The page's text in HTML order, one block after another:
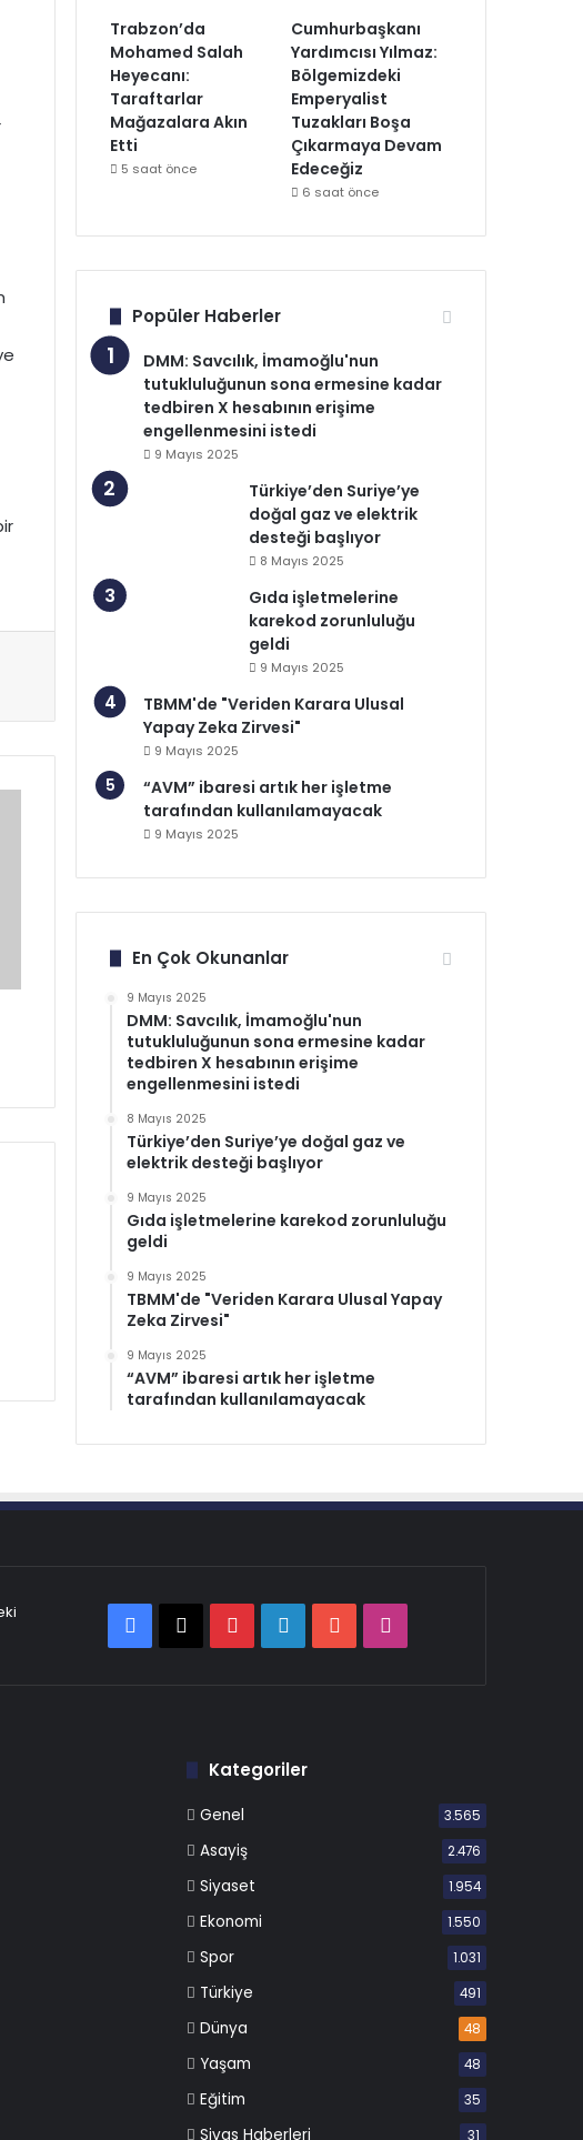
Trabzon’da
Mohamed Salah
Heyecanı:
Taraftarlar
Mağazalara Akın
Etti
5 saat önce
Cumhurbaşkanı
Yardımcısı Yılmaz:
Bölgemizdeki
Emperyalist
Tuzakları Boşa
Çıkarmaya Devam
Edeceğiz
6 saat önce
Popüler Haberler
DMM: Savcılık, İmamoğlu'nun
tutukluluğunun sona ermesine kadar
tedbiren X hesabının erişime
engellenmesini istedi
9 Mayıs 2025
Türkiye’den Suriye’ye
doğal gaz ve elektrik
desteği başlıyor
8 Mayıs 2025
Gıda işletmelerine
karekod zorunluluğu
geldi
9 Mayıs 2025
TBMM'de "Veriden Karara Ulusal
Yapay Zeka Zirvesi"
9 Mayıs 2025
“AVM” ibaresi artık her işletme
tarafından kullanılamayacak
9 Mayıs 2025
En Çok Okunanlar
9 Mayıs 2025
DMM: Savcılık, İmamoğlu'nun
tutukluluğunun sona ermesine kadar
tedbiren X hesabının erişime
engellenmesini istedi
8 Mayıs 2025
Türkiye’den Suriye’ye doğal gaz ve
elektrik desteği başlıyor
9 Mayıs 2025
Gıda işletmelerine karekod zorunluluğu
geldi
9 Mayıs 2025
TBMM'de "Veriden Karara Ulusal Yapay
Zeka Zirvesi"
9 Mayıs 2025
“AVM” ibaresi artık her işletme
tarafından kullanılamayacak
Facebook
X PinterestLinkedInYouTube
Kategoriler
Genel 3.565
Asayiş 2.476
Siyaset 1.954
Ekonomi 1.550
Spor 1.031
Türkiye 491
Dünya 48
Yaşam 48
Eğitim 35
Sivas Haberleri 31